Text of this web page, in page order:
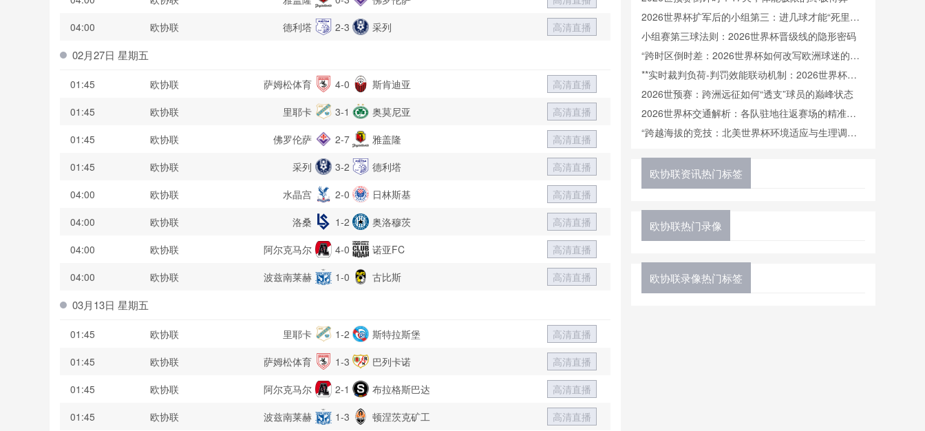
04:00
欧协联 德利塔 2-3 采列 高清直播
02月27日 星期五
01:45 欧协联 萨姆松体育 4-0 斯肯迪亚
高清直播
01:45
欧协联 里耶卡 3-1 奥莫尼亚
高清直播
01:45
欧协联 佛罗伦萨 2-7 雅盖隆
高清直播
01:45
欧协联 采列 3-2 德利塔
高清直播
04:00
欧协联 水晶宫 2-0 日林斯基
高清直播
04:00
欧协联 洛桑 1-2 奥洛穆茨
高清直播
04:00
欧协联 阿尔克马尔 4-0 诺亚FC
高清直播
04:00
欧协联 波兹南莱赫 1-0 古比斯 高清直播
03月13日 星期五
01:45 欧协联 里耶卡 1-2 斯特拉斯堡
高清直播
01:45
欧协联 萨姆松体育 1-3 巴列卡诺
高清直播
01:45
欧协联 阿尔克马尔 2-1 布拉格斯巴达
高清直播
01:45
欧协联 波兹南莱赫 1-3 顿涅茨克矿工
高清直播
2026世界杯扩军后的小组第三：进几球才能“死里逃
生”？
小组赛第三球法则：2026世界杯晋级线的隐形密码
“跨时区倒时差：2026世界杯如何改写欧洲球迷的午
夜观赛传统”
**实时裁判负荷-判罚效能联动机制：2026世界杯执
法情境下心率变异性与决策准确率的动态耦合分析**
2026世预赛：跨洲远征如何“透支”球员的巅峰状态
2026世界杯交通解析：各队驻地往返赛场的精准通
勤时间表
“跨越海拔的竞技：北美世界杯环境适应与生理调节
欧协联资讯热门标签
欧协联热门录像
欧协联录像热门标签